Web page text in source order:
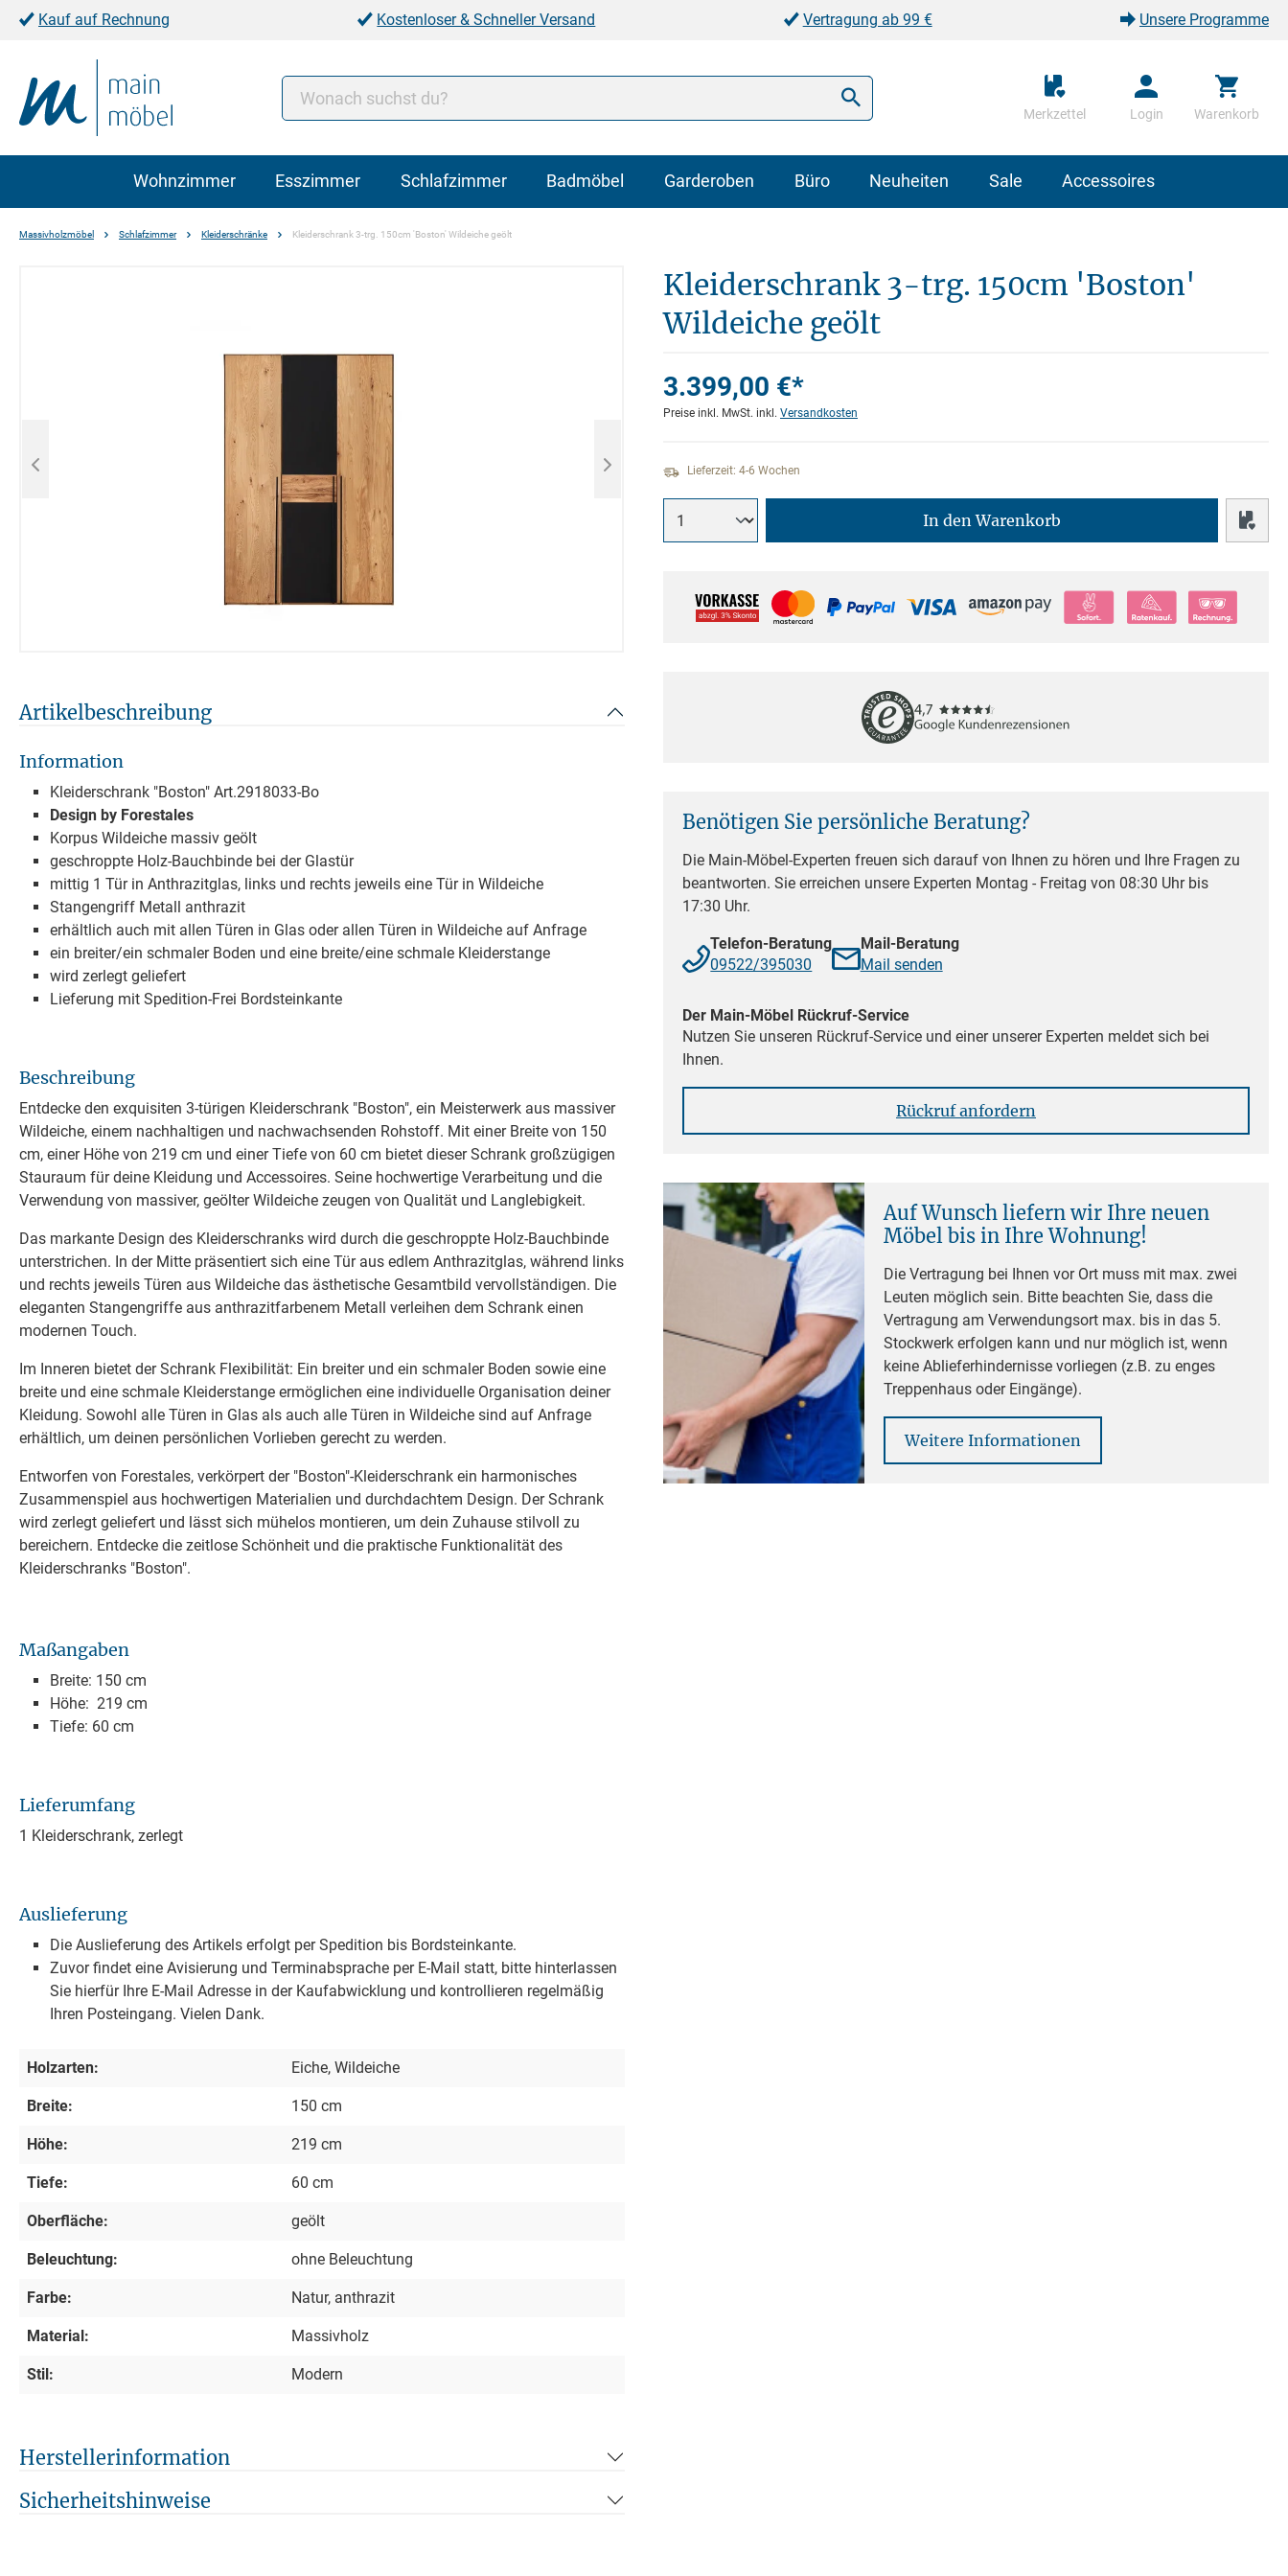
Kauf auf Rechnung Kostenloser & Schneller Versand Vertragung ab 99 € Unsere Programme
Merkzettel Login Warenkorb
Wohnzimmer Esszimmer Schlafzimmer Badmöbel Garderoben Büro Neuheiten Sale Accessoires
Massivholzmöbel Schlafzimmer Kleiderschränke Kleiderschrank 3-trg. 150cm 'Boston' Wildeiche geölt
Artikelbeschreibung
Information
Kleiderschrank "Boston" Art.2918033-Bo
Design by Forestales
Korpus Wildeiche massiv geölt
geschroppte Holz-Bauchbinde bei der Glastür
mittig 1 Tür in Anthrazitglas, links und rechts jeweils eine Tür in Wildeiche
Stangengriff Metall anthrazit
erhältlich auch mit allen Türen in Glas oder allen Türen in Wildeiche auf Anfrage
ein breiter/ein schmaler Boden und eine breite/eine schmale Kleiderstange
wird zerlegt geliefert
Lieferung mit Spedition-Frei Bordsteinkante
Beschreibung
Entdecke den exquisiten 3-türigen Kleiderschrank "Boston", ein Meisterwerk aus massiver
Wildeiche, einem nachhaltigen und nachwachsenden Rohstoff. Mit einer Breite von 150
cm, einer Höhe von 219 cm und einer Tiefe von 60 cm bietet dieser Schrank großzügigen
Stauraum für deine Kleidung und Accessoires. Seine hochwertige Verarbeitung und die
Verwendung von massiver, geölter Wildeiche zeugen von Qualität und Langlebigkeit.
Das markante Design des Kleiderschranks wird durch die geschroppte Holz-Bauchbinde
unterstrichen. In der Mitte präsentiert sich eine Tür aus edlem Anthrazitglas, während links
und rechts jeweils Türen aus Wildeiche das ästhetische Gesamtbild vervollständigen. Die
eleganten Stangengriffe aus anthrazitfarbenem Metall verleihen dem Schrank einen
modernen Touch.
Im Inneren bietet der Schrank Flexibilität: Ein breiter und ein schmaler Boden sowie eine
breite und eine schmale Kleiderstange ermöglichen eine individuelle Organisation deiner
Kleidung. Sowohl alle Türen in Glas als auch alle Türen in Wildeiche sind auf Anfrage
erhältlich, um deinen persönlichen Vorlieben gerecht zu werden.
Entworfen von Forestales, verkörpert der "Boston"-Kleiderschrank ein harmonisches
Zusammenspiel aus hochwertigen Materialien und durchdachtem Design. Der Schrank
wird zerlegt geliefert und lässt sich mühelos montieren, um dein Zuhause stilvoll zu
bereichern. Entdecke die zeitlose Schönheit und die praktische Funktionalität des
Kleiderschranks "Boston".
Maßangaben
Breite: 150 cm
Höhe: 219 cm
Tiefe: 60 cm
Lieferumfang
1 Kleiderschrank, zerlegt
Auslieferung
Die Auslieferung des Artikels erfolgt per Spedition bis Bordsteinkante.
Zuvor findet eine Avisierung und Terminabsprache per E-Mail statt, bitte hinterlassen
Sie hierfür Ihre E-Mail Adresse in der Kaufabwicklung und kontrollieren regelmäßig
Ihren Posteingang. Vielen Dank.
Holzarten: Eiche, Wildeiche
Breite: 150 cm
Höhe: 219 cm
Tiefe: 60 cm
Oberfläche: geölt
Beleuchtung: ohne Beleuchtung
Farbe: Natur, anthrazit
Material: Massivholz
Stil: Modern
Herstellerinformation
Sicherheitshinweise
Kleiderschrank 3-trg. 150cm 'Boston'
Wildeiche geölt
3.399,00 €*
Preise inkl. MwSt. inkl. Versandkosten
Lieferzeit: 4-6 Wochen
In den Warenkorb
Benötigen Sie persönliche Beratung?
Die Main-Möbel-Experten freuen sich darauf von Ihnen zu hören und Ihre Fragen zu
beantworten. Sie erreichen unsere Experten Montag - Freitag von 08:30 Uhr bis
17:30 Uhr.
Telefon-Beratung
09522/395030
Mail-Beratung
Mail senden
Der Main-Möbel Rückruf-Service
Nutzen Sie unseren Rückruf-Service und einer unserer Experten meldet sich bei
Ihnen.
Rückruf anfordern
Auf Wunsch liefern wir Ihre neuen
Möbel bis in Ihre Wohnung!
Die Vertragung bei Ihnen vor Ort muss mit max. zwei
Leuten möglich sein. Bitte beachten Sie, dass die
Vertragung am Verwendungsort max. bis in das 5.
Stockwerk erfolgen kann und nur möglich ist, wenn
keine Ablieferhindernisse vorliegen (z.B. zu enges
Treppenhaus oder Eingänge).
Weitere Informationen